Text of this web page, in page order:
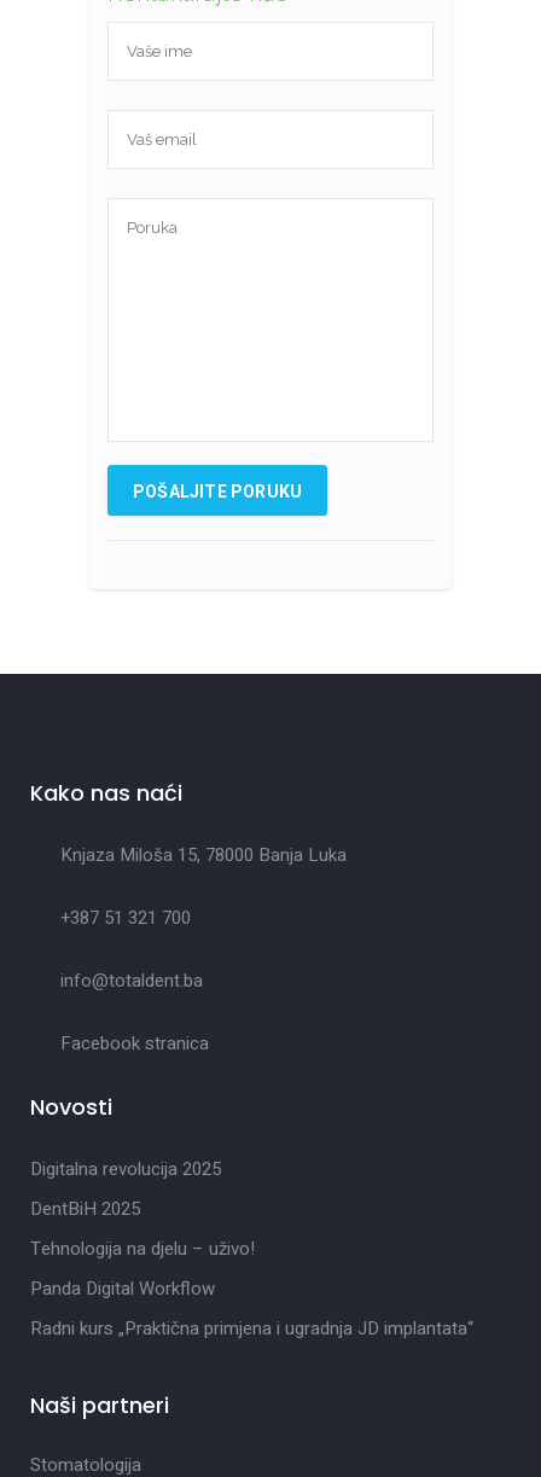
Kako nas naći
Knjaza Miloša 15, 78000 Banja Luka
+387 51 321 700
info@totaldent.ba
Facebook stranica
Novosti
Digitalna revolucija 2025
DentBiH 2025
Tehnologija na djelu – uživo!
Panda Digital Workflow
Radni kurs „Praktična primjena i ugradnja JD implantata“
Naši partneri
Stomatologija